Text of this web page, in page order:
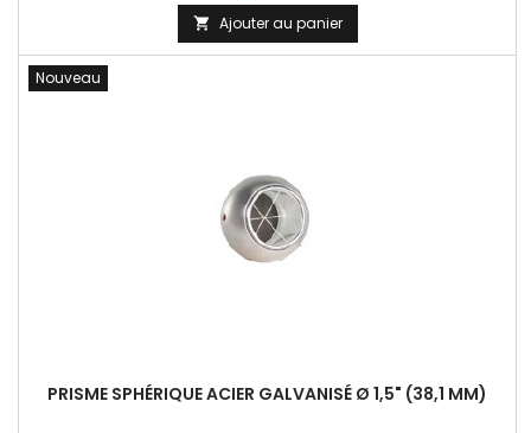
 Ajouter au panier
Nouveau
PRISME SPHÉRIQUE ACIER GALVANISÉ Ø 1,5" (38,1 MM)